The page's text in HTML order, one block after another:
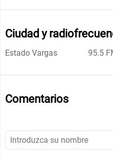
Ciudad y
Estado Vargas 95.5
Comentarios